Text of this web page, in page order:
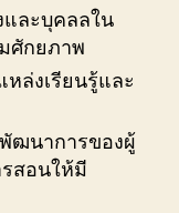
ละบุคลลใน
ศักยภาพ
ล่งเรียนรู้และ
ฒนาการของผู้
สอนให้มี